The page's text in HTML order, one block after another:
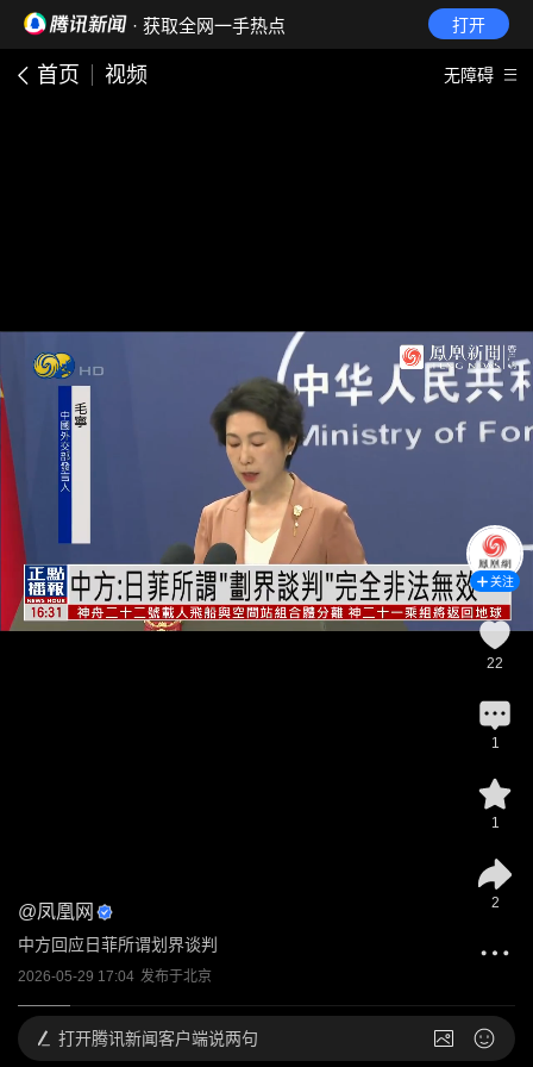
· 获取全网一手热点 打开
首页 视频 无障碍
@凤凰网
中方回应日菲所谓划界谈判
2026-05-29 17:04 发布于北京
关注
22
1
1
2
打开腾讯新闻客户端说两句